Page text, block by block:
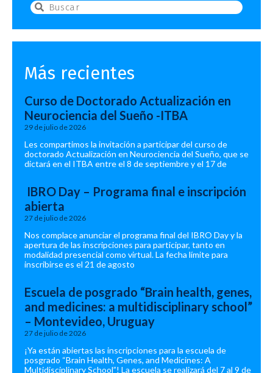
Más recientes
Curso de Doctorado Actualización en
Neurociencia del Sueño -ITBA
29 de julio de 2026
Les compartimos la invitación a participar del curso de
doctorado Actualización en Neurociencia del Sueño, que se
dictará en el ITBA entre el 8 de septiembre y el 17 de
IBRO Day – Programa final e inscripción
abierta
27 de julio de 2026
Nos complace anunciar el programa final del IBRO Day y la
apertura de las inscripciones para participar, tanto en
modalidad presencial como virtual. La fecha límite para
inscribirse es el 21 de agosto
Escuela de posgrado “Brain health, genes,
and medicines: a multidisciplinary school”
– Montevideo, Uruguay
27 de julio de 2026
¡Ya están abiertas las inscripciones para la escuela de
posgrado “Brain Health, Genes, and Medicines: A
Multidisciplinary School”! La escuela se realizará del 7 al 9 de